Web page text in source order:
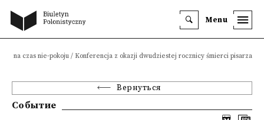
Menu
na czas nie-pokoju / Konferencja z okazji dwudziestej rocznicy śmierci pisarza
Вернуться
Событие